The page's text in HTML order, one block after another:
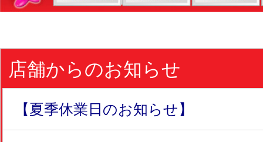
店舗からのお知らせ
【夏季休業日のお知らせ】